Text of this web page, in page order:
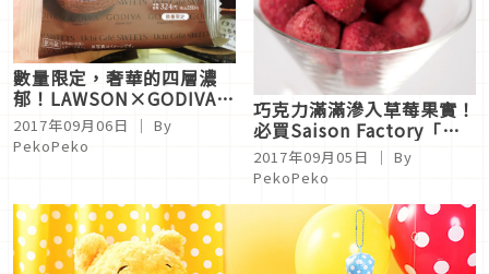
數量限定，奢華的四層濃
郁！LAWSON×GODIVA
聯名推出品嚐兩款巧克力甜
點
2017年09月06日
｜ By
PekoPeko
巧克力滿滿滲入草莓果實！
必買Saison Factory「草
莓白巧克力」
2017年09月05日
｜ By
PekoPeko